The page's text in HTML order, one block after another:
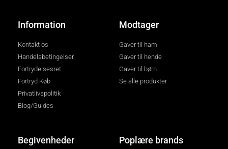
Information
Kontakt os
Handelsbetingelser
Fortrydelsesret
Fortryd Køb
Privatlivspolitik
Blog/Guides
Modtager
Gaver til ham
Gaver til hende
Gaver til børn
Se alle produkter
Begivenheder Poplære brands